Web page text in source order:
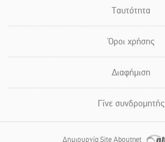
Ταυτότητα
Όροι χρήσης
Διαφήμιση
Γίνε συνδρομητής
Δημιουργία Site Aboutnet